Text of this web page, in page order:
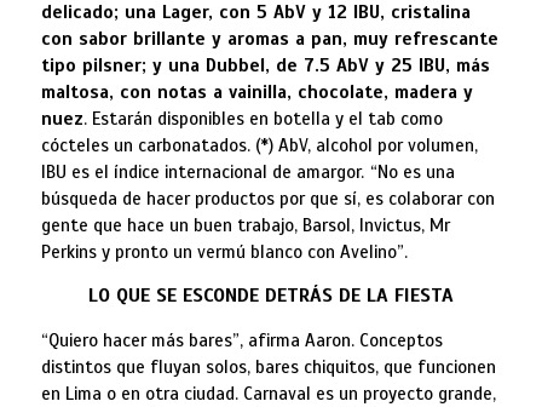
delicado; una Lager, con 5 AbV y 12 IBU, cristalina
con sabor brillante y aromas a pan, muy refrescante
tipo pilsner; y una Dubbel, de 7.5 AbV y 25 IBU, más
maltosa, con notas a vainilla, chocolate, madera y
nuez. Estarán disponibles en botella y el tab como
cócteles un carbonatados. (*) AbV, alcohol por volumen,
IBU es el índice internacional de amargor. “No es una
búsqueda de hacer productos por que sí, es colaborar con
gente que hace un buen trabajo, Barsol, Invictus, Mr
Perkins y pronto un vermú blanco con Avelino”.
LO QUE SE ESCONDE DETRÁS DE LA FIESTA
“Quiero hacer más bares”, afirma Aaron. Conceptos
distintos que fluyan solos, bares chiquitos, que funcionen
en Lima o en otra ciudad. Carnaval es un proyecto grande,